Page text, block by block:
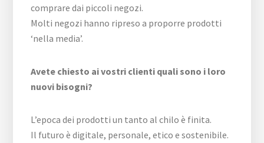
comprare dai piccoli negozi.
Molti negozi hanno ripreso a proporre prodotti
‘nella media’.
Avete chiesto ai vostri clienti quali sono i loro
nuovi bisogni?
L’epoca dei prodotti un tanto al chilo è finita.
Il futuro è digitale, personale, etico e sostenibile.